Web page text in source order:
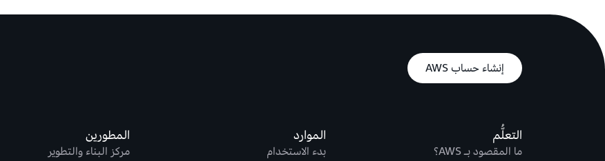
إنشاء حساب AWS
التعلُّم
ما المقصود بـ AWS؟
الموارد
بدء الاستخدام
المطورين
مركز البناء والتطوير